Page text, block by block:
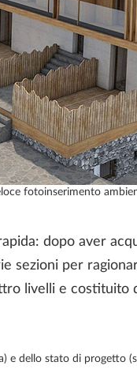
fotoinserimento
dopo aver
sezioni per
livelli e costituito
e dello stato di progetto